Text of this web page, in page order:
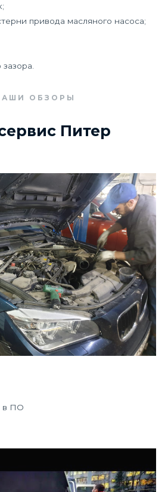
привода масляного насоса;
ОБЗОРЫ
Питер
в ПО